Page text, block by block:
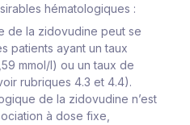
hématologiques :
de la zidovudine peut se
patients ayant un taux
mmol/l) ou un taux de
rubriques 4.3 et 4.4).
de la zidovudine n’est
à dose fixe,